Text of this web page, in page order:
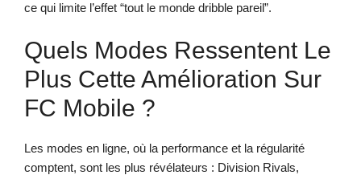
ce qui limite l’effet “tout le monde dribble pareil”.
Quels Modes Ressentent Le
Plus Cette Amélioration Sur
FC Mobile ?
Les modes en ligne, où la performance et la régularité
comptent, sont les plus révélateurs : Division Rivals,